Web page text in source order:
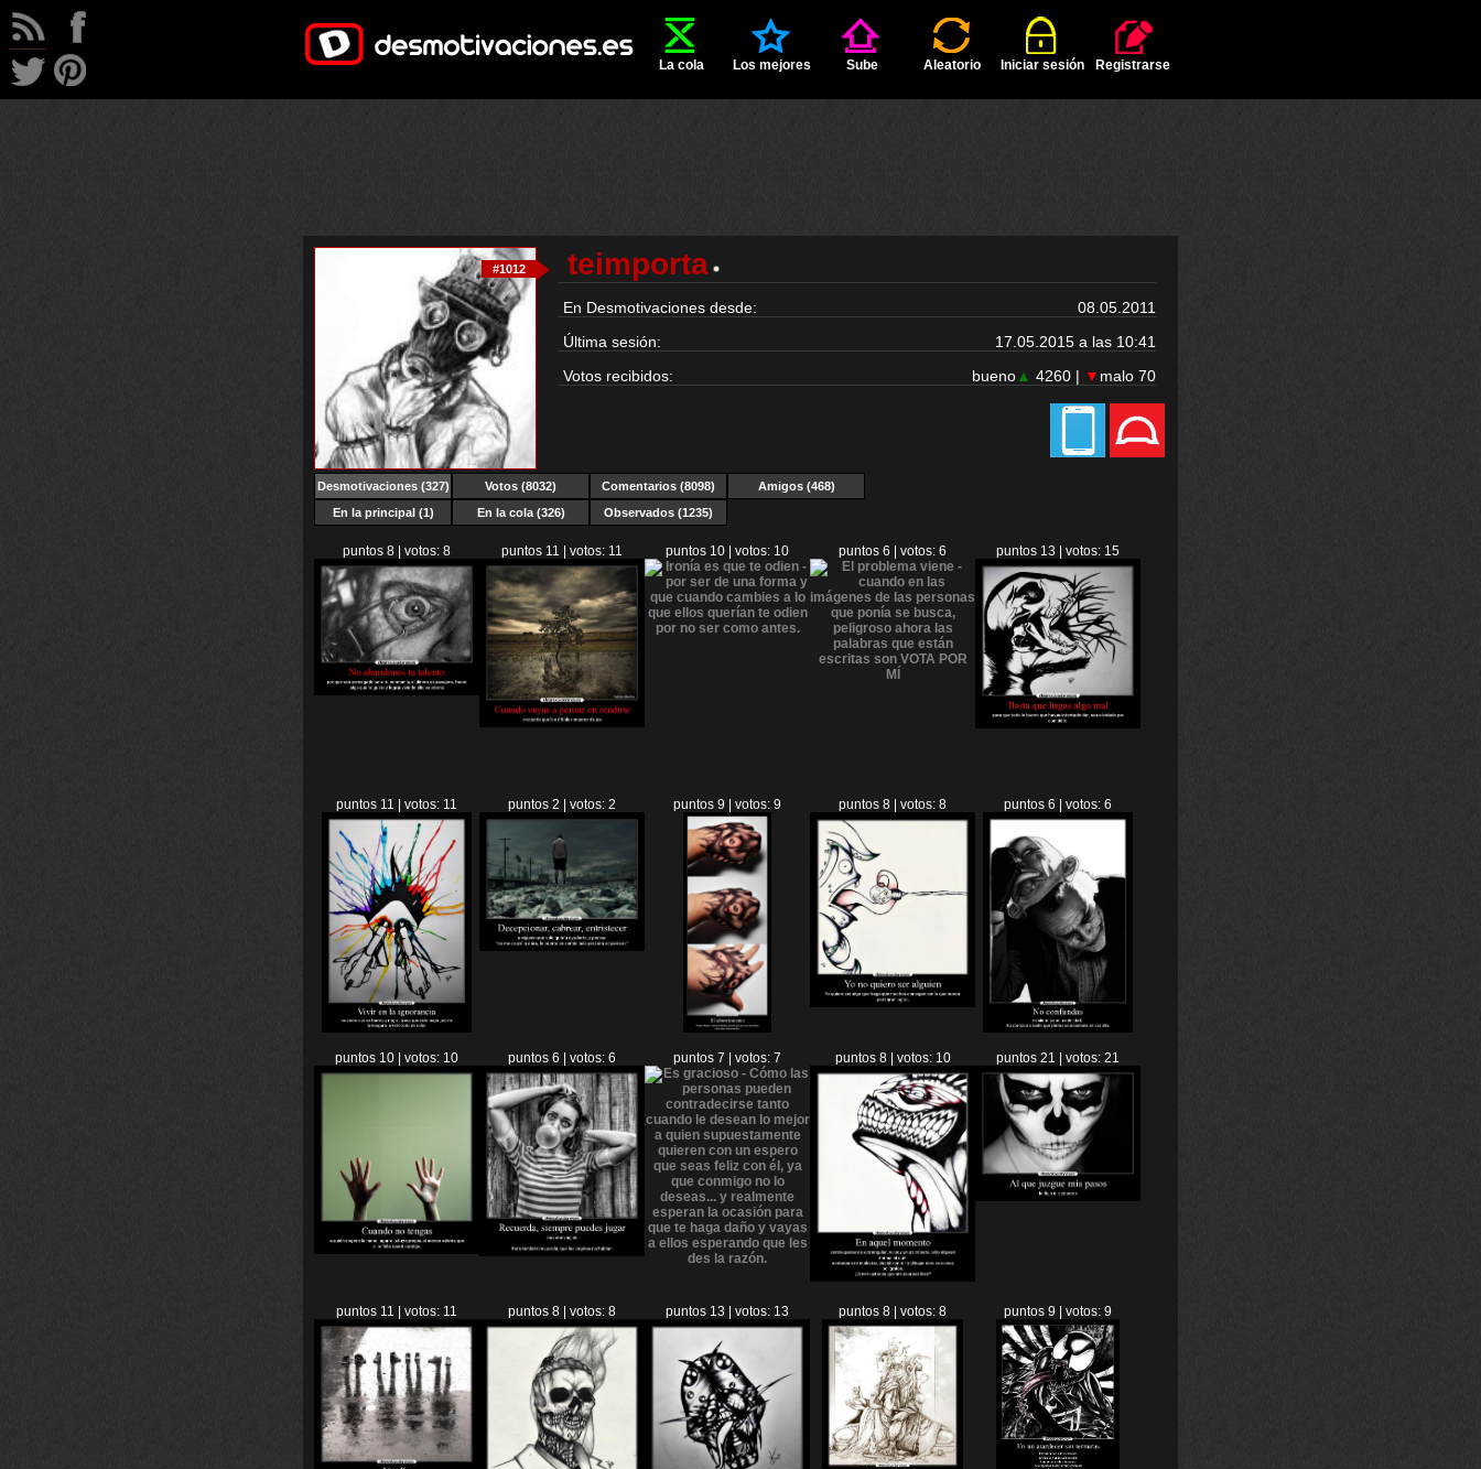
La cola Los mejores Sube Aleatorio Iniciar sesión Registrarse
#1012 teimporta
En Desmotivaciones desde:
08.05.2011
Última sesión:
17.05.2015 a las 10:41
Votos recibidos:
bueno▲ 4260 | ▼ malo 70
Desmotivaciones(327) Votos (8032) Comentarios (8098)
Amigos (468)
En la principal (1)
En la cola (326) Observados (1235)
puntos 8 | votos: 8 puntos 11 | votos: 11 puntos 10 | votos: 10 puntos 6 | votos: 6 puntos 13 | votos: 15
puntos 11 | votos: 11 puntos 2 | votos: 2 puntos 9 | votos: 9 puntos 8 | votos: 8 puntos 6 | votos: 6
puntos 10 | votos: 10 puntos 6 | votos: 6 puntos 7 | votos: 7 puntos 8 | votos: 10 puntos 21 | votos: 21
puntos 11 | votos: 11 puntos 8 | votos: 8 puntos 13 | votos: 13 puntos 8 | votos: 8 puntos 9 | votos: 9